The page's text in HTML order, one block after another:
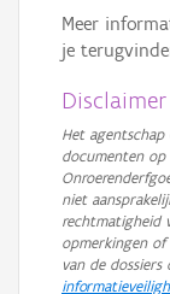
Meer
je
Disclaimer
Het
documenten op
niet
rechtmatigheid
opmerkingen
van de